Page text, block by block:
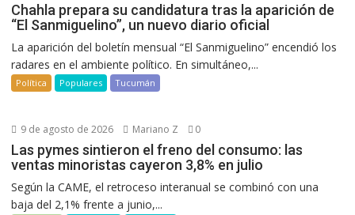
Chahla prepara su candidatura tras la aparición de
“El Sanmiguelino”, un nuevo diario oficial
La aparición del boletín mensual “El Sanmiguelino” encendió los
radares en el ambiente político. En simultáneo,...
Política Populares Tucumán
9 de agosto de 2026 Mariano Z 0
Las pymes sintieron el freno del consumo: las
ventas minoristas cayeron 3,8% en julio
Según la CAME, el retroceso interanual se combinó con una
baja del 2,1% frente a junio,...